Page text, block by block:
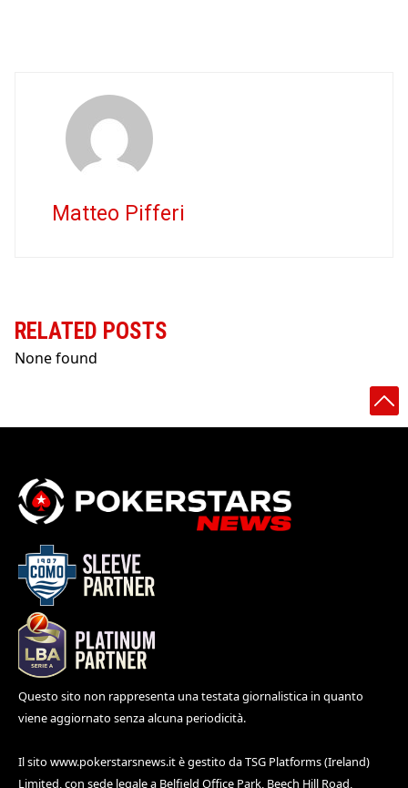
Matteo Pifferi
RELATED POSTS
None found
Questo sito non rappresenta una testata giornalistica in quanto
viene aggiornato senza alcuna periodicità.
Il sito www.pokerstarsnews.itè gestito da TSG Platforms (Ireland)
Limited, con sede legale a Belfield Office Park, Beech Hill Road,